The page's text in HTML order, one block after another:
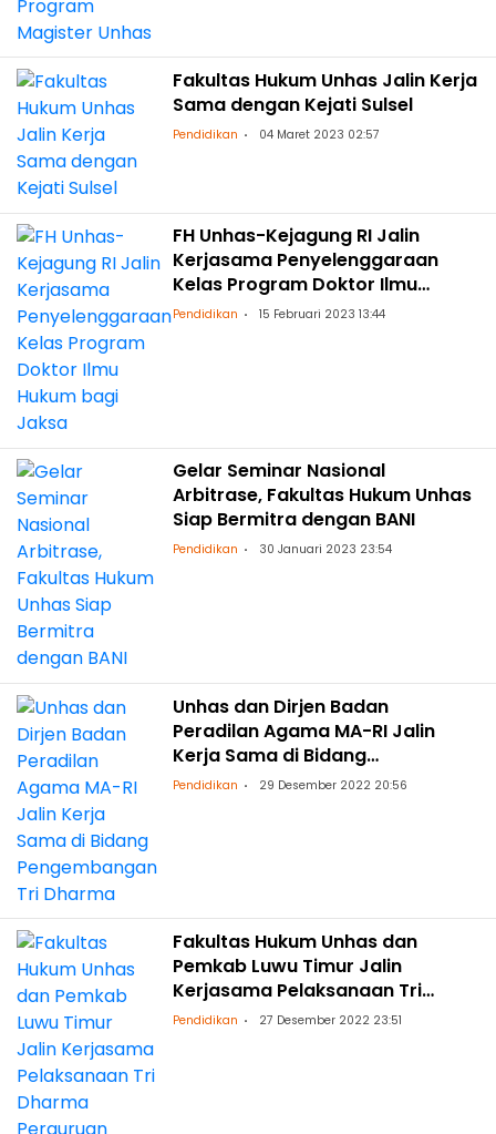
Fakultas Hukum Unhas Jalin Kerja
Sama dengan Kejati Sulsel
Pendidikan 04 Maret 2023 02:57
FH Unhas-Kejagung RI Jalin
Kerjasama Penyelenggaraan
Kelas Program Doktor Ilmu
Hukum bagi Jaksa
Pendidikan 15 Februari 2023 13:44
Gelar Seminar Nasional
Arbitrase, Fakultas Hukum Unhas
Siap Bermitra dengan BANI
Pendidikan 30 Januari 2023 23:54
Unhas dan Dirjen Badan
Peradilan Agama MA-RI Jalin
Kerja Sama di Bidang
Pengembangan Tri Dharma
Pendidikan 29 Desember 2022 20:56
Fakultas Hukum Unhas dan
Pemkab Luwu Timur Jalin
Kerjasama Pelaksanaan Tri
Dharma Perguruan Tinggi
Pendidikan 27 Desember 2022 23:51